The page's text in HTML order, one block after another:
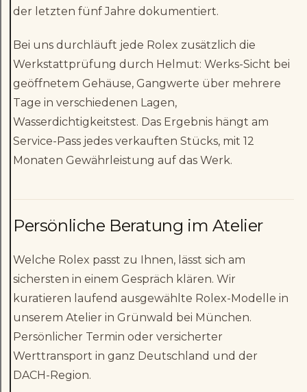
der letzten fünf Jahre dokumentiert.
Bei uns durchläuft jede Rolex zusätzlich die
Werkstattprüfung durch Helmut: Werks-Sicht bei
geöffnetem Gehäuse, Gangwerte über mehrere
Tage in verschiedenen Lagen,
Wasserdichtigkeitstest. Das Ergebnis hängt am
Service-Pass jedes verkauften Stücks, mit 12
Monaten Gewährleistung auf das Werk.
Persönliche Beratung im Atelier
Welche Rolex passt zu Ihnen, lässt sich am
sichersten in einem Gespräch klären. Wir
kuratieren laufend ausgewählte Rolex-Modelle in
unserem Atelier in Grünwald bei München.
Persönlicher Termin oder versicherter
Werttransport in ganz Deutschland und der
DACH-Region.